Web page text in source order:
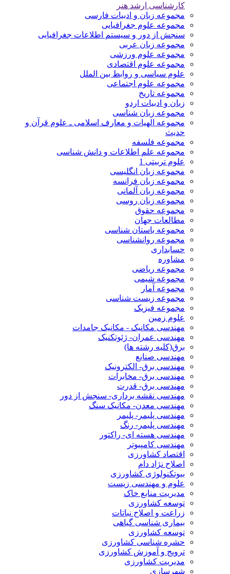
کارشناسی ارشد هنر
مجموعه زبان و ادبیات فارسی
مجموعه علوم جغرافیایی
سنجش از دور و سیستم اطلاعات جغرافیایی
مجموعه زبان عربی
مجموعه علوم ورزشی
مجموعه علوم اقتصادی
علوم سیاسی و روابط بین الملل
مجموعه علوم اجتماعی
مجموعه تاریخ
زبان و ادبیات اردو
مجموعه زبان شناسی
مجموعه الهیات و معارف اسلامی ـ علوم قرآن و
حدیث
مجموعه فلسفه
مجموعه علم اطلاعات و دانش شناسی
علوم تربیتی 1
مجموعه زبان انگلیسی
مجموعه زبان فرانسه
مجموعه زبان آلمانی
مجموعه زبان روسی
مجموعه حقوق
مطالعات جهان
مجموعه باستان شناسی
مجموعه روانشناسی
حسابداری
مشاوره
مجموعه ریاضی
مجموعه شیمی
مجموعه آمار
مجموعه زیست شناسی
مجموعه فیزیک
علوم زمین
مهندسی مکانیک - مکانیک جامدات
مهندسی عمران- ژئوتکنیک
برق(کلیه رشته ها)
مهندسی صنایع
مهندسی برق- الکترونیک
مهندسی برق- مخابرات
مهندسی برق- قدرت
مهندسی نقشه برداری- سنجش از دور
مهندسی معدن- مکانیک سنگ
مهندسی پلیمر- پلیمر
مهندسی پلیمر- رنگ
مهندسی هسته ای- راکتور
مهندسی کامپیوتر
اقتصاد کشاورزی
اصلاح نژاد دام
بیوتکنولوژی کشاورزی
علوم و مهندسی زیست
مدیریت منابع خاک
توسعه کشاورزی
زراعت و اصلاح نباتات
بیماری شناسی گیاهی
توسعه کشاورزی
حشره شناسی کشاورزی
ترویج و آموزش کشاورزی
مدیریت کشاورزی
شهرسازی